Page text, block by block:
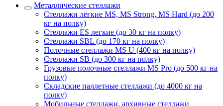
Металлические стеллажи
Стеллажи лёгкие MS, MS Strong, MS Hard (до 200
кг на полку)
Стеллажи ES легкие (до 30 кг на полку)
Стеллажи SBL (до 170 кг на полку)
Полочные стеллажи MS U (400 кг на полку)
Стеллажи SB (до 300 кг на полку)
Грузовые полочные стеллажи MS Pro (до 500 кг на
полку)
Складские паллетные стеллажи (до 4000 кг на
полку)
Мобильные стеллажи, архивные стеллажи